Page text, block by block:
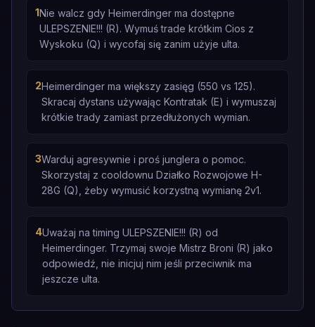
1Nie walcz gdy Heimerdinger ma dostępne
ULEPSZENIE!!! (R). Wymuś trade krótkim Cios z
Wyskoku (Q) i wycofaj się zanim użyje ulta.
2Heimerdinger ma większy zasięg (550 vs 125).
Skracaj dystans używając Kontratak (E) i wymuszaj
krótkie trady zamiast przedłużonych wymian.
3Warduj agresywnie i proś junglera o pomoc.
Skorzystaj z cooldownu Działko Rozwojowe H-
28G (Q), żeby wymusić korzystną wymianę 2v1.
4Uważaj na timing ULEPSZENIE!!! (R) od
Heimerdinger. Trzymaj swoje Mistrz Broni (R) jako
odpowiedź, nie inicjuj nim jeśli przeciwnik ma
jeszcze ulta.